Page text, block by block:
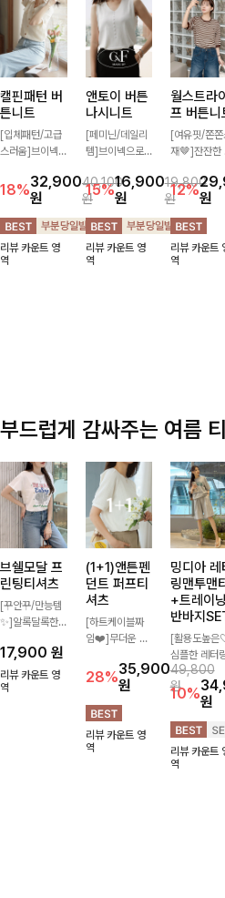
캘핀패턴 버
튼니트
[입체패턴/고급
스러움]브이넥
패턴이 어우러져
포인트 있게 즐
기기 좋은 가디
건 🤍 가볍게 걸
쳐주기만 해도
스타일리시한 무
18%32,900
원
40,100
원
리뷰 카운트 영
역
앤토이 버튼
나시니트
[페미닌/데일리
템]브이넥으로
베이직한 디자인
의이너로 단독으
로도 언제나 만
능 아이템!산뜻
한 여름, 시원하
게 보내요 :) ♡
15%16,900
원
19,800
원
리뷰 카운트 영
역
월스트라이
프 버튼니
[여유핏/쫀쫀
재🤎]잔잔한
버튼 포인트
더해져 캐주얼
면서도 세련된
무드를 연출해
는 니트- 가볍
부드러운 착용
12%원
리뷰 카운트
역
부드럽게 감싸주는 여름
브쉘모달 프
린팅티셔츠
[꾸안꾸/만능템
✨]알록달록한
프린팅으로 밋밋
하지 않으면서
아기자기한 감성
17,900 원
리뷰 카운트 영
역
(1+1)앤튼펜
던트 퍼프티
셔츠
[하트케이블짜
임❤️]무더운 여
낭만같은 티셔츠
소재감에서 주는
포인트와 금장으
로 고급스러움도
놓치지 말아요♥
28%35,900
원
49,800
원
리뷰 카운트 영
역
밍디아 레
링맨투맨티
+트레이닝
반바지
[활용도높은
심플한 레터
포인트의 반팔
티셔츠와 여
게 떨어지는 반
바지 조합으로
꾸안꾸 무드
대로 살려주
트레이닝 세트
10%원
리뷰 카운트
역